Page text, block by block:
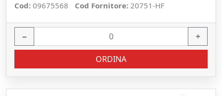
Cod: 09675568 Cod Fornitore: 20751-HF
− +
ORDINA